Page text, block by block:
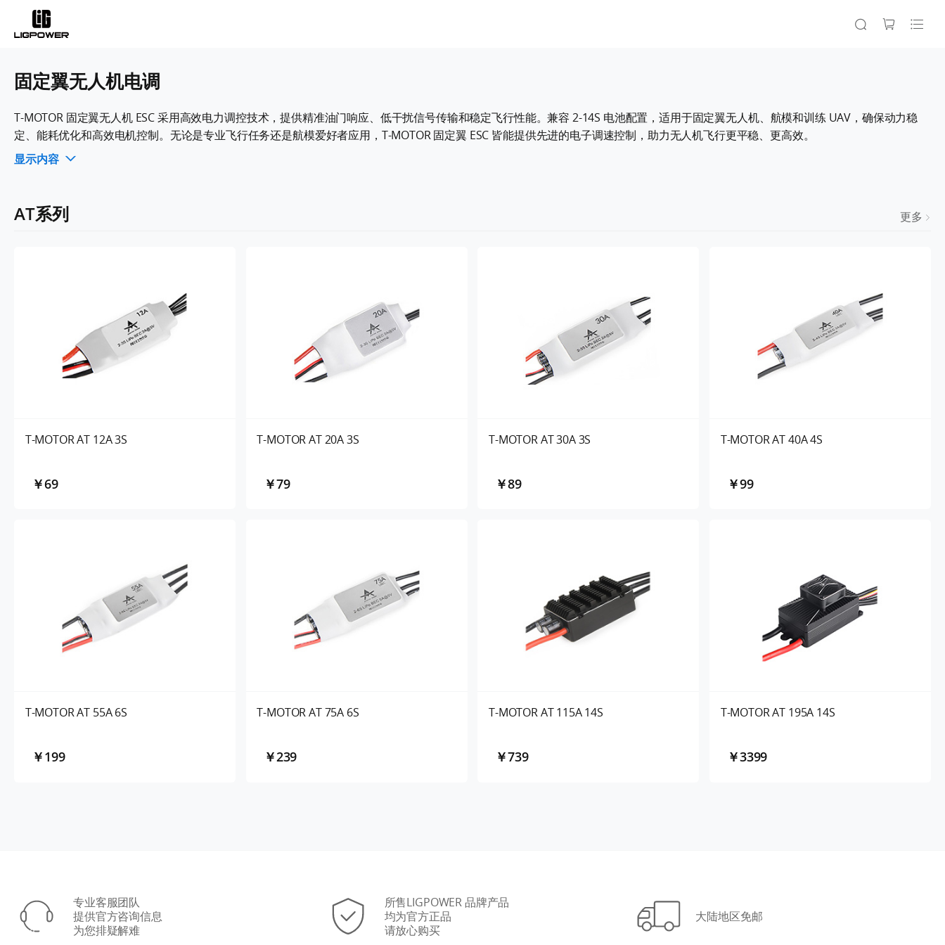
固定翼无人机电调
T-MOTOR 固定翼无人机 ESC 采用高效电力调控技术，提供精准油门响应、低干扰信号传输和稳定飞行性能。兼容 2-14S 电池配置，适用于固定翼无人机、航模和训练 UAV，确保动力稳
定、能耗优化和高效电机控制。无论是专业飞行任务还是航模爱好者应用，T-MOTOR 固定翼 ESC 皆能提供先进的电子调速控制，助力无人机飞行更平稳、更高效。
显示内容
AT系列 更多
T-MOTOR AT 12A 3S
￥69
T-MOTOR AT 20A 3S
￥79
T-MOTOR AT 30A 3S
￥89
T-MOTOR AT 40A 4S
￥99
T-MOTOR AT 55A 6S
￥199
T-MOTOR AT 75A 6S
￥239
T-MOTOR AT 115A 14S
￥739
T-MOTOR AT 195A 14S
￥3399
专业客服团队
提供官方咨询信息
为您排疑解难
所售LIGPOWER 品牌产品
均为官方正品
请放心购买
大陆地区免邮